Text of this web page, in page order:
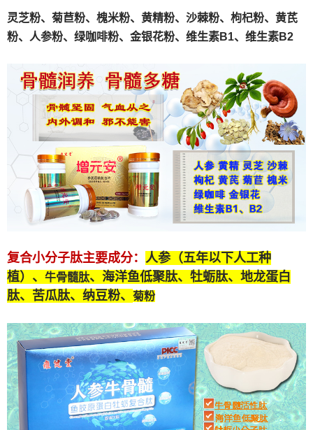
灵芝粉、 菊苣粉、 槐米粉、 黄精粉、沙棘粉、枸杞粉、黄芪
粉、人参粉、绿咖啡粉、金银花粉、维生素B1、维生素B2
复合小分子肽主要成分： 人参（五年以下人工种
植）、 牛骨髓肽、海洋鱼低聚肽、牡蛎肽、 地龙蛋白
肽、苦瓜肽、纳豆粉、 菊粉